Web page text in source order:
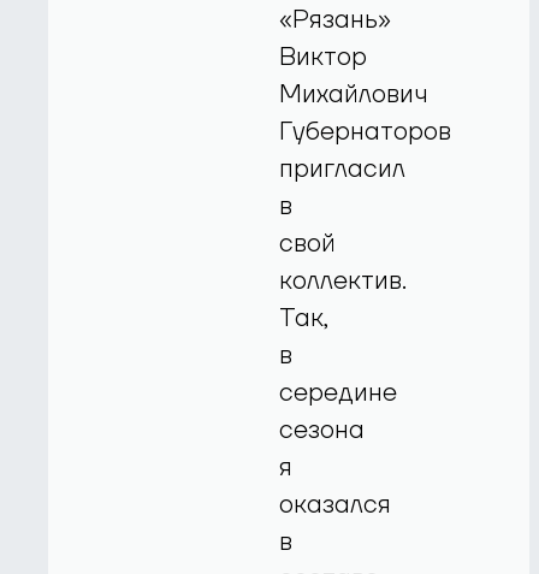
«Рязань»
Виктор
Михайлович
Губернаторов
пригласил
в
свой
коллектив.
Так,
в
середине
сезона
я
оказался
в